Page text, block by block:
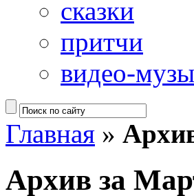
сказки
притчи
видео-
Главная »
Архив за